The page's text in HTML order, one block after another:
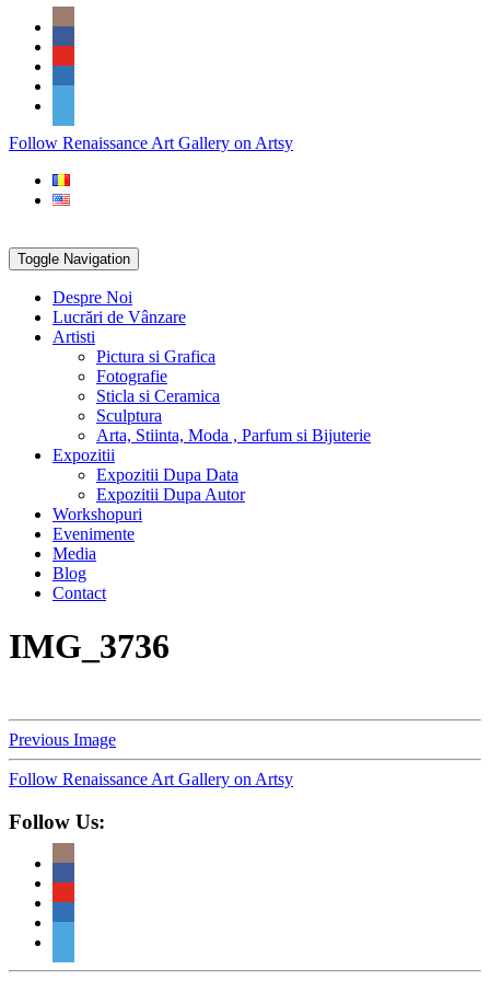
Skip
content
Social
Icons
PARTENER
Follow Renaissance Art Gallery on Artsy
Toggle Navigation
Despre Noi
Lucrări de Vânzare
Artisti
Pictura si Grafica
Fotografie
Sticla si Ceramica
Sculptura
Arta, Stiinta, Moda , Parfum si Bijuterie
Expozitii
Expozitii Dupa Data
Expozitii Dupa Autor
Workshopuri
Evenimente
Media
Blog
Contact
IMG_3736
Previous Image
Follow Renaissance Art Gallery on Artsy
Follow Us: